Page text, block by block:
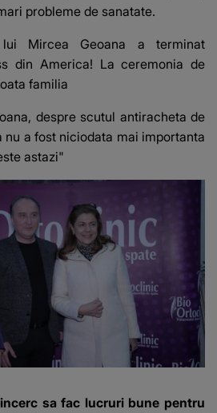
probleme de sanatate.
lui Mircea Geoana a terminat
din America! La ceremonia de
familia
despre scutul antiracheta de
nu a fost niciodata mai importanta
astazi"
sa fac lucruri bune pentru